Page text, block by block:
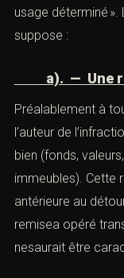
préjudice d’autrui,
usage déterminé
a). — Une
Préalablement à
que l’auteur de
d’un bien (fonds,
l’exclusion des